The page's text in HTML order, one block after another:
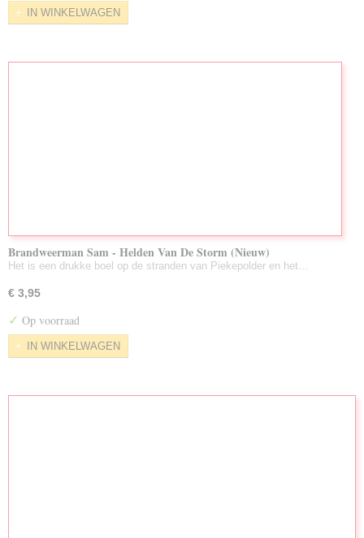
IN WINKELWAGEN
Brandweerman Sam - Helden Van De Storm (Nieuw)
Het is een drukke boel op de stranden van Piekepolder en het…
€ 3,95
✓ Op voorraad
IN WINKELWAGEN